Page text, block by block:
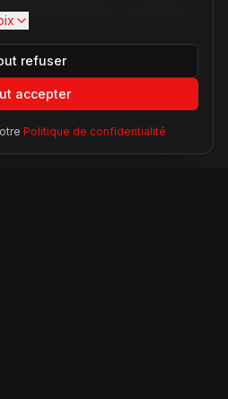
l'univers Ferrari. F1, nouveaux
refuser
accepter
Politique de confidentialité